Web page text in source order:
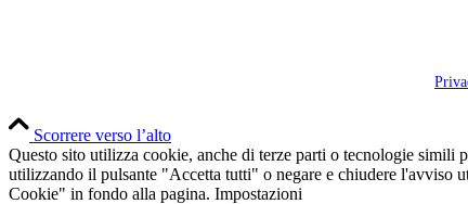
Scorrere verso l’alto
Questo sito utilizza cookie, anche di terze parti o tecnologie simili
utilizzando il pulsante "Accetta tutti" o negare e chiudere l'avviso
Cookie" in fondo alla pagina. Impostazioni